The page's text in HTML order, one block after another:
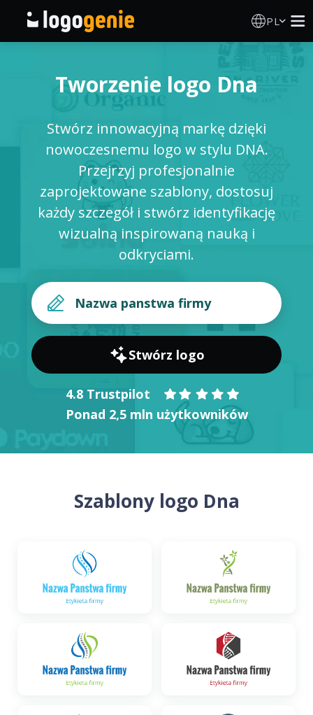
PL
Generator logo AI
Pomysły na logo
Produkty drukowane
O nas
ZALOGUJ SIĘ
Tworzenie logo Dna
Stwórz innowacyjną markę dzięki
nowoczesnemu logo w stylu DNA.
Przejrzyj profesjonalnie
zaprojektowane szablony, dostosuj
każdy szczegół i stwórz identyfikację
wizualną inspirowaną nauką i
odkryciami.
Stwórz logo
4.8 Trustpilot
Ponad 2,5 mln użytkowników
Szablony logo Dna